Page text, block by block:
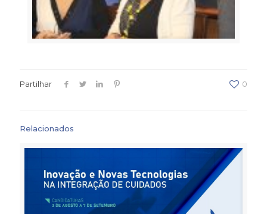
Partilhar 0
Relacionados